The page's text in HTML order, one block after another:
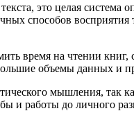
это целая
способов
время на чтении
объемы данных и
мышления, так
и работы до личного